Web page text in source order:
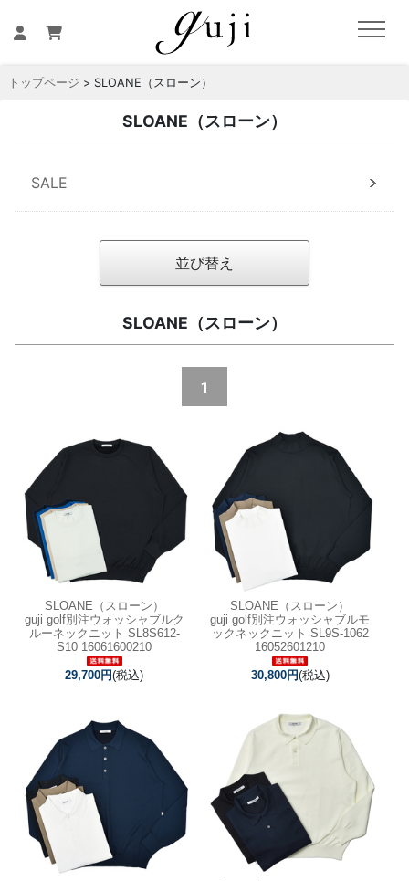
トップページ > SLOANE（スローン）
SLOANE（スローン）
SALE
並び替え
SLOANE（スローン）
1
SLOANE（スローン）
guji golf別注ウォッシャブルク
ルーネックニット SL8S612-
S10 16061600210
29,700円(税込)
SLOANE（スローン）
guji golf別注ウォッシャブルモ
ックネックニット SL9S-1062
16052601210
30,800円(税込)